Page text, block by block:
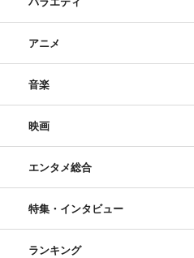
アニメ
音楽
映画
エンタメ総合
特集・インタビュー
ランキング